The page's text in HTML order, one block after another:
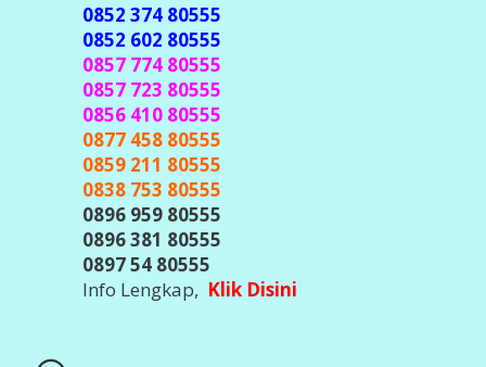
0852 374 80555
0852 602 80555
0857 774 80555
0857 723 80555
0856 410 80555
0877 458 80555
0859 211 80555
0838 753 80555
0896 959 80555
0896 381 80555
0897 54 80555
Info Lengkap, Klik Disini